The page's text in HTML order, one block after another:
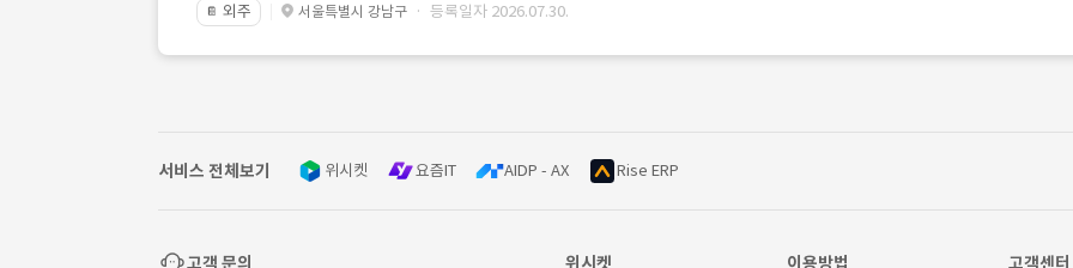
📔 외주 서울특별시 강남구 · 등록일자 2026.07.30.
서비스 전체보기 위시켓 요즘IT AIDP - AX Rise ERP
고객 문의 위시켓 이용방법 고객센터